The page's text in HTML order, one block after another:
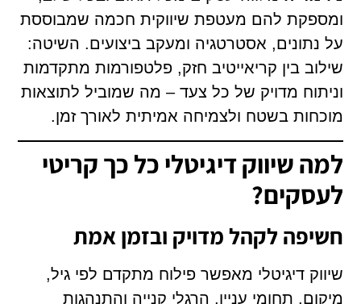
ומספקת להם מעטפת שיווקית חכמה שמבוססת
על נתונים, אסטרטגיה ומעקב ביצועים. השיטה:
שילוב בין קריאייטיב חזק, פלטפורמות מתקדמות
וניתוח מדויק של כל צעד – מה שמוביל לתוצאות
מוכחות בשטח ולצמיחה אמיתית לאורך זמן.
למה שיווק דיגיטלי כל כך קריטי
לעסקים?
חשיפה לקהל מדויק ובזמן אמת
שיווק דיגיטלי מאפשר פילוח מתקדם לפי גיל,
מיקום, תחומי עניין, הרגלי קנייה והתנהגות